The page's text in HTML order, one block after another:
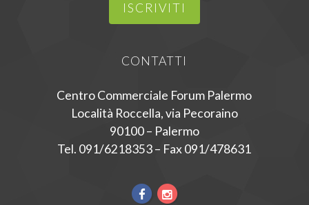
ISCRIVITI
CONTATTI
Centro Commerciale Forum Palermo
Località Roccella, via Pecoraino
90100 – Palermo
Tel. 091/6218353 – Fax 091/478631